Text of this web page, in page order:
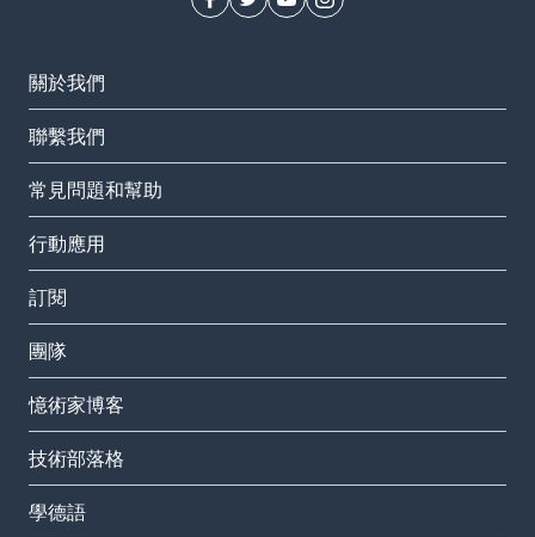
關於我們
聯繫我們
常見問題和幫助
行動應用
訂閱
團隊
憶術家博客
技術部落格
學德語